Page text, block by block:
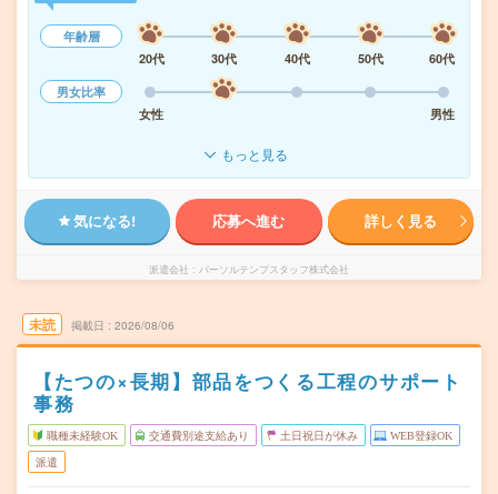
年齢層
20代
30代 40代 50代
60代
男女比率
女性
男性
もっと見る
気になる! 応募へ進む 詳しく見る
派遣会社 パーソルテンプスタッフ株式会社
未読 掲載日 2026/08/06
【たつの×長期】部品をつくる工程のサポート
事務
職種未経験OK 交通費別途支給あり 土日祝日が休み WEB登録OK
派遣